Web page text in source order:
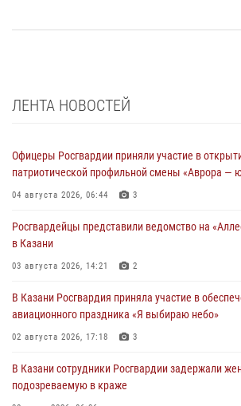
ЛЕНТА НОВОСТЕЙ
Офицеры Росгвардии приняли участие в
патриотической профильной смены «Аврора —
04 августа 2026, 06:44 3
Росгвардейцы представили ведомство на
в Казани
03 августа 2026, 14:21 2
В Казани Росгвардия приняла участие в
авиационного праздника «Я выбираю небо»
02 августа 2026, 17:18 3
В Казани сотрудники Росгвардии задержали
подозреваемую в краже